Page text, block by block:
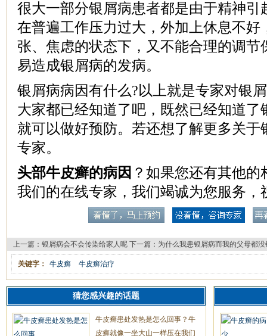
很大一部分银屑病患者都是由于精神引
在普遍工作压力过大，外加上休息不好
张、焦虑的状态下，又不能合理的调节
易造成银屑病的发病。
银屑病病因有什么?以上就是专家对银
大家都已经知道了吧，既然已经知道了
就可以做好预防。若还想了解更多关于
专家。
头部牛皮癣的病因 ？如果您还有其他
我们的在线专家，我们竭诚为您服务，
上一篇： 银屑病会不会传染给家人呢 下一篇： 为什么我患银屑病而我的父母都
关键字： 牛皮癣 牛皮癣治疗
猜您感兴趣的话题
牛皮癣患处发热是怎么回事？牛
皮癣就像一坐大山一样压在我们